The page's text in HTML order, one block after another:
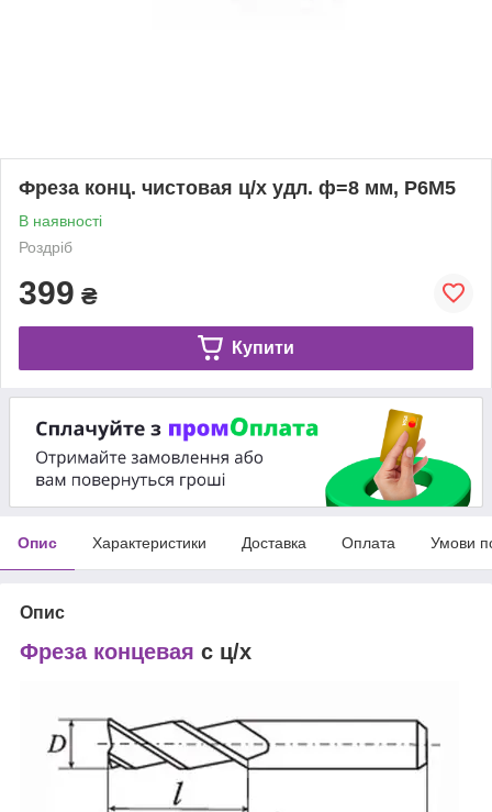
Фреза конц. чистовая ц/х удл. ф=8 мм, Р6М5
В наявності
Роздріб
399 ₴
Купити
Опис Характеристики Доставка Оплата Умови
Опис
Фреза концевая с ц/х